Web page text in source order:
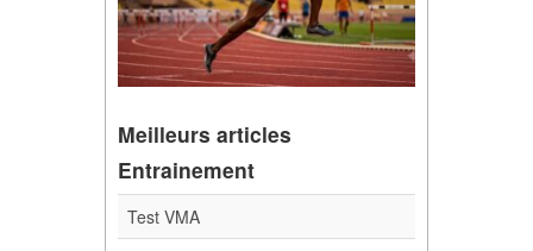
Meilleurs articles
Entrainement
Test VMA